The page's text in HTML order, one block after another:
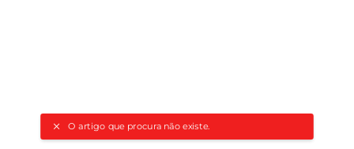
O artigo que procura não existe.